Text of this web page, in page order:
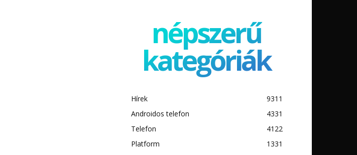
népszerű
kategóriák
Hírek
9311
Androidos telefon
4331
Telefon
4122
Platform
1331